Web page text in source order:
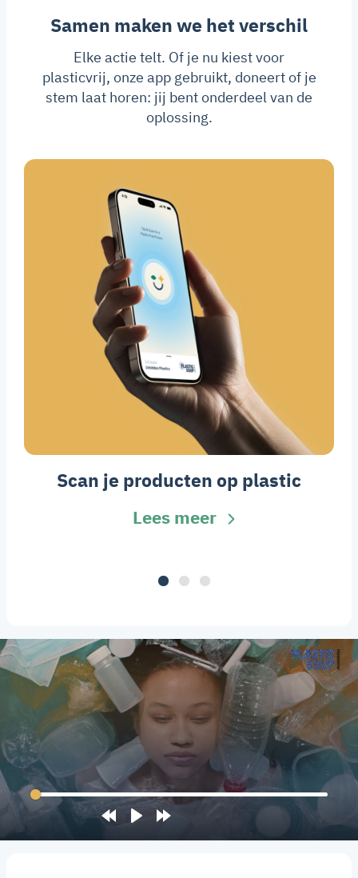
Samen maken we het verschil
Elke actie telt. Of je nu kiest voor
plasticvrij, onze app gebruikt, doneert of je
stem laat horen: jij bent onderdeel van de
oplossing.
Scan je producten op plastic
Lees meer